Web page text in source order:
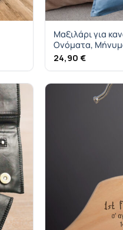
Μαξιλάρι για
Ονόματα,
24,90€